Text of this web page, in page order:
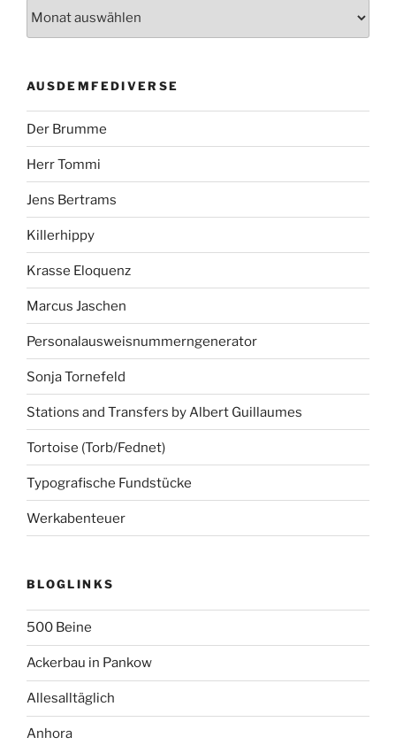
AUSDEMFEDIVERSE
Der Brumme
Herr Tommi
Jens Bertrams
Killerhippy
Krasse Eloquenz
Marcus Jaschen
Personalausweisnummerngenerator
Sonja Tornefeld
Stations and Transfers by Albert Guillaumes
Tortoise (Torb/Fednet)
Typografische Fundstücke
Werkabenteuer
BLOGLINKS
500 Beine
Ackerbau in Pankow
Allesalltäglich
Anhora